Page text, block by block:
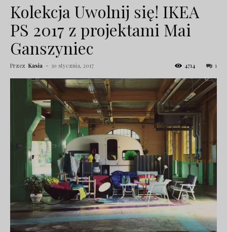
Kolekcja Uwolnij się! IKEA
PS 2017 z projektami Mai
Ganszyniec
Przez Kasia - 30 stycznia, 2017 1
4714